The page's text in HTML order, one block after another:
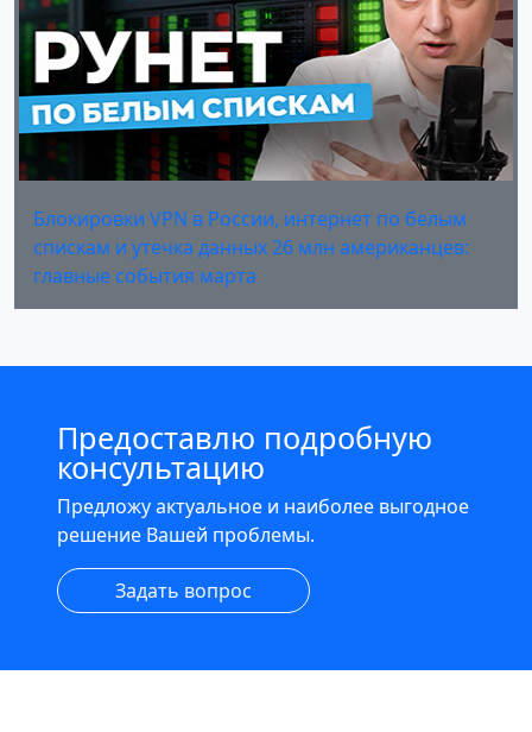
Блокировки VPN в России, интернет по белым
спискам и утечка данных 26 млн американцев:
главные события марта
Предоставлю подробную
консультацию
Предложу актуальное и наиболее выгодное
решение Вашей проблемы.
Задать вопрос